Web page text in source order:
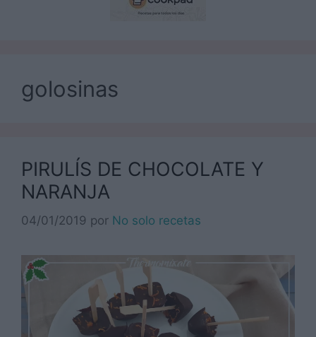
golosinas
PIRULÍS DE CHOCOLATE Y
NARANJA
04/01/2019 por No solo recetas